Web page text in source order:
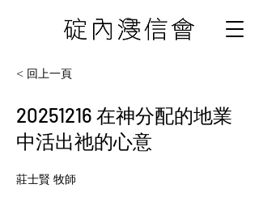
< 回上一頁
20251216 在神分配的地業
中活出祂的心意
莊士賢 牧師